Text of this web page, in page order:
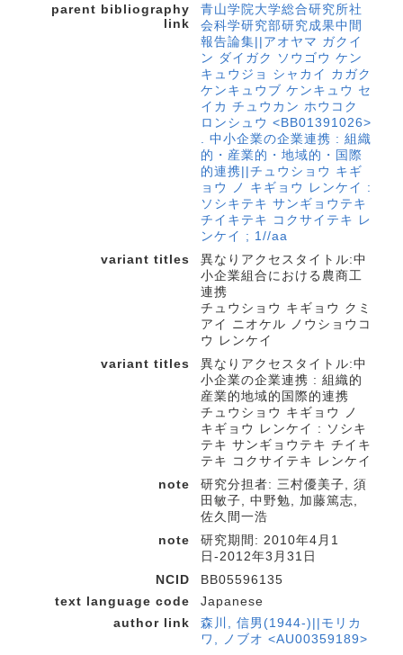
parent bibliography
link
青山学院大学総合研究所社
会科学研究部研究成果中間
報告論集||アオヤマ ガクイ
ン ダイガク ソウゴウ ケン
キュウジョ シャカイ カガク
ケンキュウブ ケンキュウ セ
イカ チュウカン ホウコク
ロンシュウ <BB01391026>
. 中小企業の企業連携 : 組織
的・産業的・地域的・国際
的連携||チュウショウ キギ
ョウ ノ キギョウ レンケイ :
ソシキテキ サンギョウテキ
チイキテキ コクサイテキ レ
ンケイ ; 1//aa
variant titles
異なりアクセスタイトル:中
小企業組合における農商工
連携
チュウショウ キギョウ クミ
アイ ニオケル ノウショウコ
ウ レンケイ
variant titles
異なりアクセスタイトル:中
小企業の企業連携 : 組織的
産業的地域的国際的連携
チュウショウ キギョウ ノ
キギョウ レンケイ : ソシキ
テキ サンギョウテキ チイキ
テキ コクサイテキ レンケイ
note
研究分担者: 三村優美子, 須
田敏子, 中野勉, 加藤篤志,
佐久間一浩
note
研究期間: 2010年4月1
日-2012年3月31日
NCID
BB05596135
text language code
Japanese
author link
森川, 信男(1944-)||モリカ
ワ, ノブオ <AU00359189>